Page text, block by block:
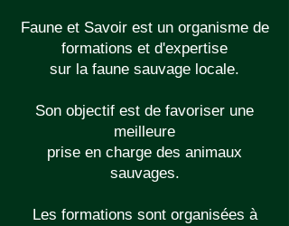
Faune et Savoir est un organisme de
formations et d'expertise
sur la faune sauvage locale.
Son objectif est de favoriser une
meilleure
prise en charge des animaux
sauvages.
Les formations sont organisées à